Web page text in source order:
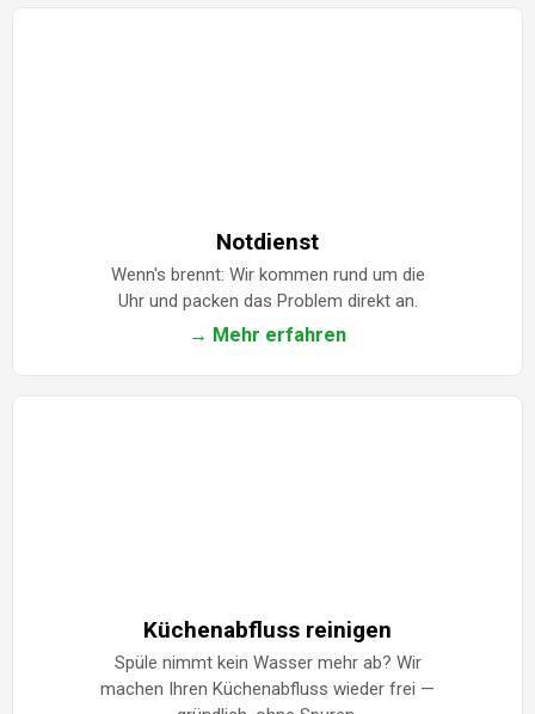
Notdienst
Wenn's brennt: Wir kommen rund um die
Uhr und packen das Problem direkt an.
→ Mehr erfahren
Küchenabfluss reinigen
Spüle nimmt kein Wasser mehr ab? Wir
machen Ihren Küchenabfluss wieder frei —